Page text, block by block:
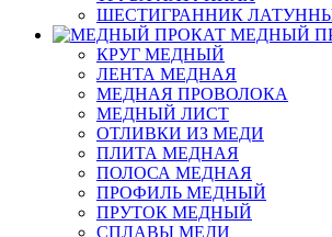
ШЕСТИГРАННИК
МЕДНЫЙ
КРУГ МЕДНЫЙ
ЛЕНТА МЕДНАЯ
МЕДНАЯ ПРОВОЛОКА
МЕДНЫЙ ЛИСТ
ОТЛИВКИ ИЗ МЕДИ
ПЛИТА МЕДНАЯ
ПОЛОСА МЕДНАЯ
ПРОФИЛЬ МЕДНЫЙ
ПРУТОК МЕДНЫЙ
СПЛАВЫ МЕДИ